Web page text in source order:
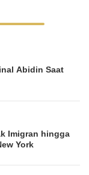
Abidin Saat
Imigran hingga
York